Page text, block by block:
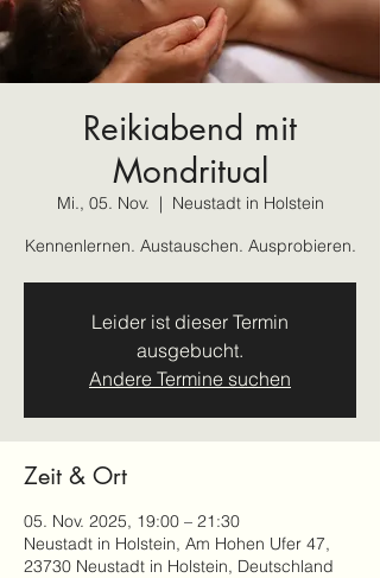
Reikiabend mit
Mondritual
Mi., 05. Nov.
  |
Neustadt in Holstein
Kennenlernen. Austauschen. Ausprobieren.
Leider ist dieser Termin
ausgebucht.
Andere Termine suchen
Zeit & Ort
05. Nov. 2025, 19:00 – 21:30
Neustadt in Holstein, Am Hohen Ufer 47,
23730 Neustadt in Holstein, Deutschland